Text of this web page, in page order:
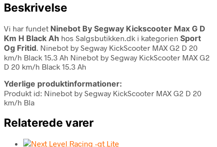
Beskrivelse
Vi har fundet Ninebot By Segway Kickscooter Max G D
Km H Black Ah hos Salgsbutikken.dk i kategorien Sport
Og Fritid. Ninebot by Segway KickScooter MAX G2 D 20
km/h Black 15.3 Ah Ninebot by Segway KickScooter MAX G2
D 20 km/h Black 15.3 Ah
Yderlige produktinformationer:
Produkt id: Ninebot by Segway KickScooter MAX G2 D 20
km/h Bla
Relaterede varer